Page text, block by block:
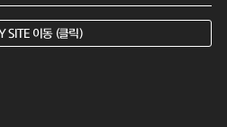
SITE 이동 (클릭)